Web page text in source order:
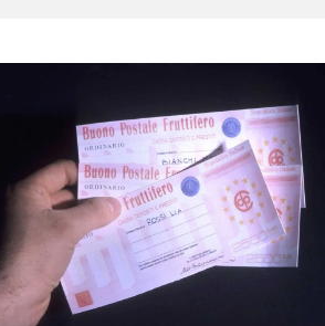
semestre 2024, con particolare
sezioni della rassegna riguardano le
nella disciplina internazionale e
nazionale, e forniscono informazioni su
eventuali consultazioni pubbliche e
su pronunce di particolare
rilevanza emesse nell’esercizio
dell’attività giurisdizionale. In questo
numero l’approfondimento è dedicato, in